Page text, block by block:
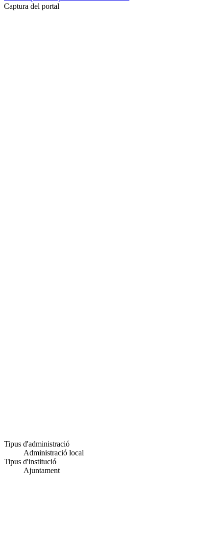
Captura del portal
Tipus d'administració
Administració local
Tipus d'institució
Ajuntament